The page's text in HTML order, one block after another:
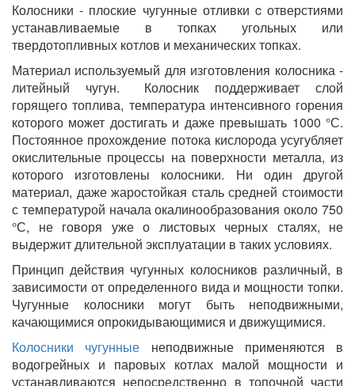
Колосники - плоские чугунные отливки c отверстиями
устанавливаемые в топках угольных или
твердотопливных котлов и механических топках.
Материал используемый для изготовления колосника -
литейный чугун. Колосник поддерживает слой
горящего топлива, температура интенсивного горения
которого может достигать и даже превышать 1000 °С.
Постоянное прохождение потока кислорода усугубляет
окислительные процессы на поверхности металла, из
которого изготовлены колосники. Ни один другой
материал, даже жаростойкая сталь средней стоимости
с температурой начала окалинообразования около 750
°С, не говоря уже о листовых черных сталях, не
выдержит длительной эксплуатации в таких условиях.
Принцип действия чугунных колосников различный, в
зависимости от определенного вида и мощности топки.
Чугунные колосники могут быть неподвижными,
качающимися опрокидывающимися и движущимися.
Колосники чугунные неподвижные применяются в
водогрейных и паровых котлах малой мощности и
устанавливаются непосредственно в топочной части